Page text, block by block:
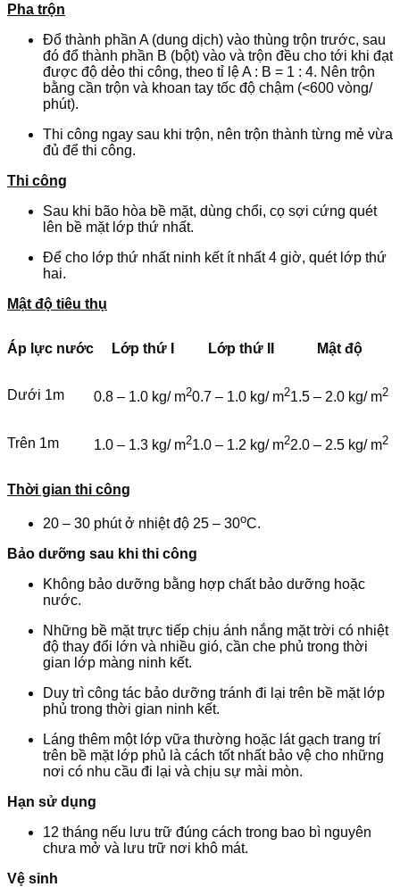
Pha trộn
Đổ thành phần A (dung dịch) vào thùng trộn trước, sau
đó đổ thành phần B (bột) vào và trộn đều cho tới khi đạt
được độ dẻo thi công, theo tỉ lệ A : B = 1 : 4. Nên trộn
bằng cần trộn và khoan tay tốc độ chậm (<600 vòng/
phút).
Thi công ngay sau khi trộn, nên trộn thành từng mẻ vừa
đủ để thi công.
Thi công
Sau khi bão hòa bề mặt, dùng chổi, cọ sợi cứng quét
lên bề mặt lớp thứ nhất.
Để cho lớp thứ nhất ninh kết ít nhất 4 giờ, quét lớp thứ
hai.
Mật độ tiêu thụ
Áp lực nước Lớp thứ I Lớp thứ II Mật độ
Dưới 1m 0.8 – 1.0 kg/ m20.7 – 1.0 kg/ m21.5 – 2.0 kg/ m2
Trên 1m 1.0 – 1.3 kg/ m21.0 – 1.2 kg/ m22.0 – 2.5 kg/ m2
Thời gian thi công
20 – 30 phút ở nhiệt độ 25 – 30oC.
Bảo dưỡng sau khi thi công
Không bảo dưỡng bằng hợp chất bảo dưỡng hoặc
nước.
Những bề mặt trực tiếp chịu ánh nắng mặt trời có nhiệt
độ thay đổi lớn và nhiều gió, cần che phủ trong thời
gian lớp màng ninh kết.
Duy trì công tác bảo dưỡng tránh đi lại trên bề mặt lớp
phủ trong thời gian ninh kết.
Láng thêm một lớp vữa thường hoặc lát gạch trang trí
trên bề mặt lớp phủ là cách tốt nhất bảo vệ cho những
nơi có nhu cầu đi lại và chịu sự mài mòn.
Hạn sử dụng
12 tháng nếu lưu trữ đúng cách trong bao bì nguyên
chưa mở và lưu trữ nơi khô mát.
Vệ sinh